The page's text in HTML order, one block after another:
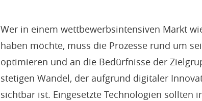
Wer in einem wettbewerbsintensiven Markt
haben möchte, muss die Prozesse rund um
optimieren und an die Bedürfnisse der
stetigen Wandel, der aufgrund digitaler
sichtbar ist. Eingesetzte Technologien sollten